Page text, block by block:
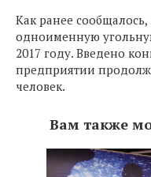
Как ранее
одноименную
2017 году. Введено
предприятии
человек.
Вам также